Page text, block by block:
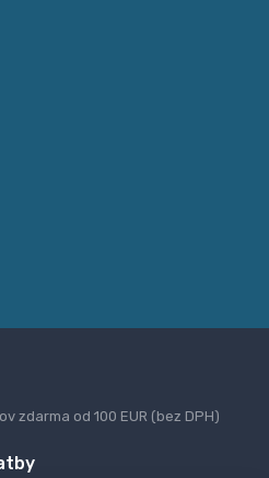
zdarma od 100 EUR (bez DPH)